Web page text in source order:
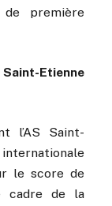
de première
Etienne
l’AS Saint-
le score de
cadre de la